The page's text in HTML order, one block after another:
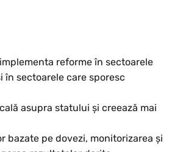
reforme în sectoarele
sectoarele care sporesc
asupra statului și creează mai
bazate pe dovezi, monitorizarea și
Micșorare